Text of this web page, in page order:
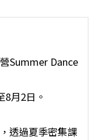
Summer Dance
月2日。
透過夏季密集課